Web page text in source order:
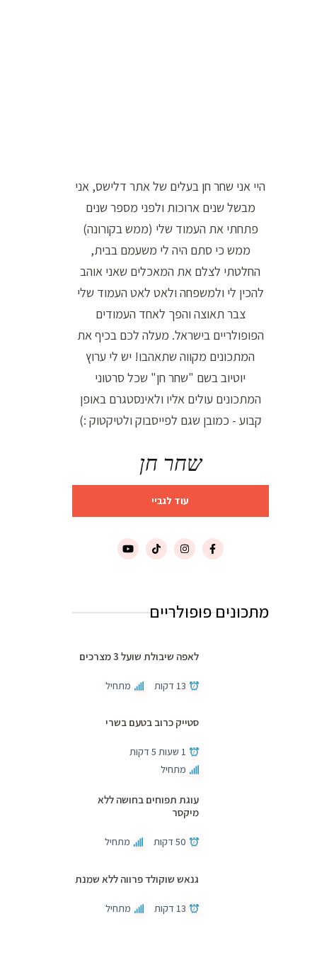
היי אני שחר חן בעלים של אתר דלישס, אני
מבשל שנים ארוכות ולפני מספר שנים
פתחתי את העמוד שלי (ממש בקורונה)
ממש כי סתם היה לי משעמם בבית,
החלטתי לצלם את המאכלים שאני אוהב
להכין לי ולמשפחה ולאט לאט העמוד שלי
צבר תאוצה והפך לאחד העמודים
הפופולריים בישראל. מעלה לכם בכיף את
המתכונים מקווה שתאהבו! יש לי ערוץ
יוטיוב בשם "שחר חן" שכל סרטוני
המתכונים עולים אליו ולאינסטגרם באופן
קבוע - כמובן שגם לפייסבוק ולטיקטוק :)
שחר חן
עוד לגביי
מתכונים פופולריים
לאפה שיבולת שועל 3 מצרכים
13 דקות מתחיל
סטייק כרוב בטעם בשרי
1 שעות 5 דקות
מתחיל
עוגת תפוחים בחושה ללא
מיקסר
50 דקות מתחיל
גנאש שוקולד פרווה ללא שמנת
13 דקות מתחיל